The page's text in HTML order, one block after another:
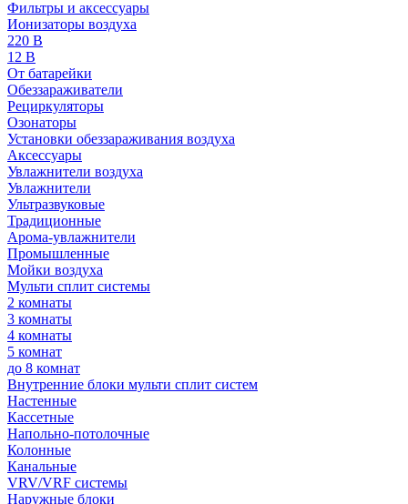
Фильтры и аксессуары
Ионизаторы воздуха
220 В
12 В
От батарейки
Обеззараживатели
Рециркуляторы
Озонаторы
Установки обеззараживания воздуха
Аксессуары
Увлажнители воздуха
Увлажнители
Ультразвуковые
Традиционные
Арома-увлажнители
Промышленные
Мойки воздуха
Мульти сплит системы
2 комнаты
3 комнаты
4 комнаты
5 комнат
до 8 комнат
Внутренние блоки мульти сплит систем
Настенные
Кассетные
Напольно-потолочные
Колонные
Канальные
VRV/VRF системы
Наружные блоки